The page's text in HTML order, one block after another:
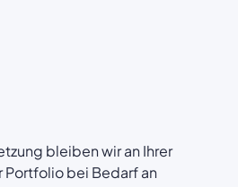
bleiben wir an Ihrer
Portfolio bei Bedarf an